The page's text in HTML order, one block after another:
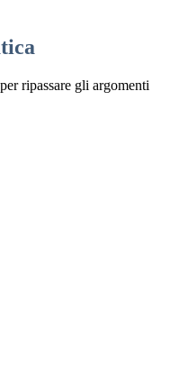
ripassare gli argomenti